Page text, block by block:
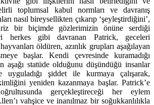
toplumsal kabul normları ve davranış
nasıl bireysellikten çıkarıp ‘şeyleştirdiğini’,
bariz bir biçimde gözlerimizin önüne serdiği
herkes gibi davranan Patrick, geceleri
öldüren, azınlık grupları aşağılayan
başlar. Kendi çevresinde kuramadığı
aşağı statüde olduğunu düşündüğü insanlar
uyguladığı şiddet ile kurmaya çalışarak,
yeniden kazanmaya başlar. Patrick’e
gerçekleştireceği her eylem
vahşice ve inanılmaz bir soğukkanlılıkla